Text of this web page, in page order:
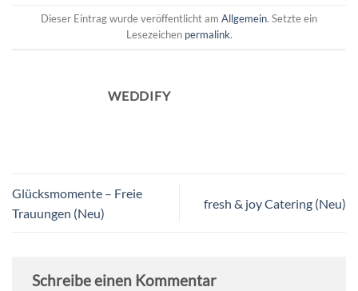
Dieser Eintrag wurde veröffentlicht am Allgemein. Setzte ein
Lesezeichen permalink.
WEDDIFY
Glücksmomente – Freie
Trauungen (Neu)
fresh & joy Catering (Neu)
Schreibe einen Kommentar